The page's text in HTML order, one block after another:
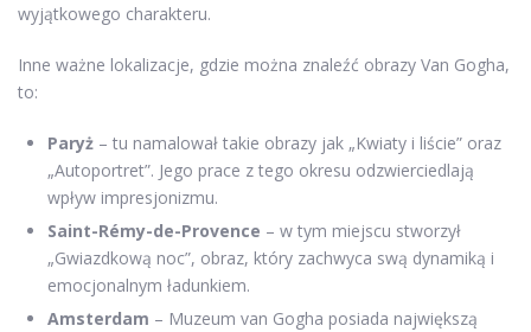
wyjątkowego charakteru.
Inne ważne lokalizacje, gdzie można znaleźć obrazy Van Gogha,
to:
Paryż – tu namalował takie obrazy jak „Kwiaty i liście” oraz
„Autoportret”. Jego prace z tego okresu odzwierciedlają
wpływ impresjonizmu.
Saint-Rémy-de-Provence – w tym miejscu stworzył
„Gwiazdkową noc”, obraz, który zachwyca swą dynamiką i
emocjonalnym ładunkiem.
Amsterdam – Muzeum van Gogha posiada największą